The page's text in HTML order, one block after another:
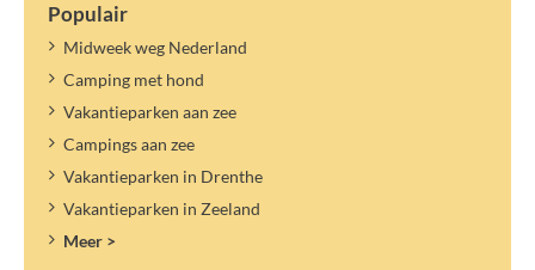
Populair
Midweek weg Nederland
Camping met hond
Vakantieparken aan zee
Campings aan zee
Vakantieparken in Drenthe
Vakantieparken in Zeeland
Meer >